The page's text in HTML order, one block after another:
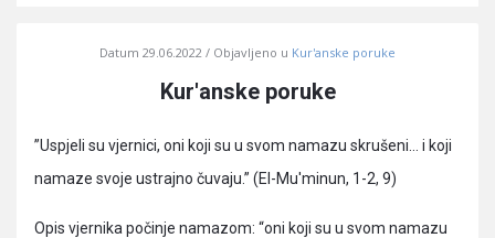
Latest
Articles
Datum 29.06.2022 Objavljeno u Kur'anske poruke
Kur'anske poruke
”Uspjeli su vjernici, oni koji su u svom namazu skrušeni… i koji
namaze svoje ustrajno čuvaju.” (El-Mu'minun, 1-2, 9)
Opis vjernika počinje namazom: “oni koji su u svom namazu